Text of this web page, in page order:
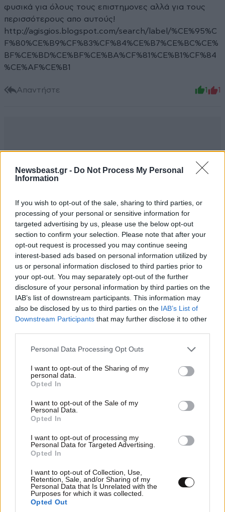
Newsbeast.gr - Do Not Process My Personal
Information
If you wish to opt-out of the sale, sharing to third parties, or
processing of your personal or sensitive information for
targeted advertising by us, please use the below opt-out
section to confirm your selection. Please note that after your
opt-out request is processed you may continue seeing
interest-based ads based on personal information utilized by
us or personal information disclosed to third parties prior to
your opt-out. You may separately opt-out of the further
disclosure of your personal information by third parties on the
IAB’s list of downstream participants. This information may
also be disclosed by us to third parties on the IAB’s List of
Downstream Participants that may further disclose it to other
Please note that this website/app uses one or more Google
not limited to your visit or usage behaviour. You may click to
grant or deny consent to Google and its third-party tags to
use your data for below specified purposes in below Google
consent section.
Personal Data Processing Opt Outs
I want to opt-out of the Sharing of my
personal data.
Opted In
I want to opt-out of the Sale of my
Personal Data.
Opted In
I want to opt-out of processing my
Personal Data for Targeted Advertising.
Opted In
I want to opt-out of Collection, Use,
Retention, Sale, and/or Sharing of my
Personal Data that Is Unrelated with the
Purposes for which it was collected.
Opted Out
φυσικά για όλους τους επιστημονες αλλά για τους
περισσότερους απο αυτούς!
http://agisgios.blogspot.com/search/label/%CE%95%C
F%80%CE%B9%CF%83%CF%84%CE%B7%CE%BC%CE%
BF%CE%BD%CE%BF%CE%BA%CF%81%CE%B1%CF%84
%CE%AF%CE%B1
Απαντήστε 1 1
TRENDING
Ποιοι φορολογούμενοι θα λάβουν email ή
τηλεφώνημα από την ΑΑΔΕ για φορολογικές
εκκρεμότητες